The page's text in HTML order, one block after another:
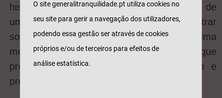
história, a união de valores e a diversidade de
uma equipa que trabalha para encontrar
soluções à medida para os clientes, para uma
melhor experiência de seguros, e que
pretende ser um parceiro na prevenção e
proteção ao longo da vida.
O site generalitranquilidade.pt utiliza cookies no
seu site para gerir a navegação dos utilizadores,
podendo essa gestão ser através de cookies
próprios e/ou de terceiros para efeitos de
análise estatística.